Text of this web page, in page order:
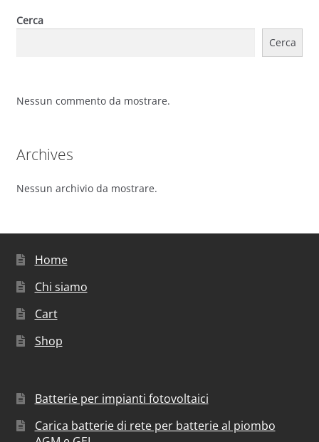
Cerca
Cerca
Nessun commento da mostrare.
Archives
Nessun archivio da mostrare.
Home
Chi siamo
Cart
Shop
Batterie per impianti fotovoltaici
Carica batterie di rete per batterie al piombo